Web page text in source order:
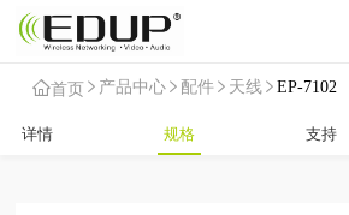
首页 产品中心 配件 天线 EP-7102
详情 规格 支持